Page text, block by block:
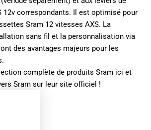
12v correspondants. Il est optimisé pour
Sram 12 vitesses AXS. La
sans fil et la personnalisation via
des avantages majeurs pour les
complète de produits Sram ici et
Sram sur leur site officiel !